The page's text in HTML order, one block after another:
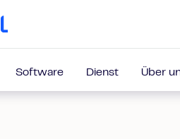
Software Dienst Über